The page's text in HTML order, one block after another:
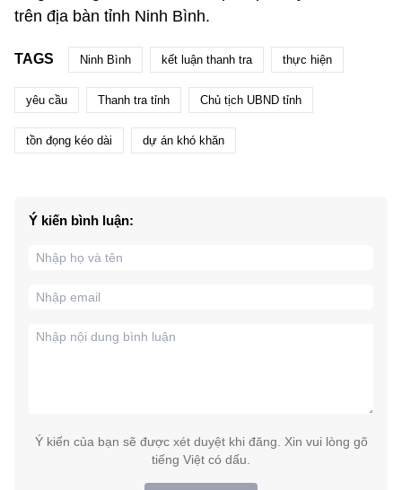
trên địa bàn tỉnh Ninh Bình.
TAGS Ninh Bình kết luận thanh tra thực hiện
yêu cầu Thanh tra tỉnh Chủ tịch UBND tỉnh
tồn đọng kéo dài dự án khó khăn
Ý kiến bình luận:
Ý kiến của bạn sẽ được xét duyệt khi đăng. Xin vui lòng gõ
tiếng Việt có dấu.